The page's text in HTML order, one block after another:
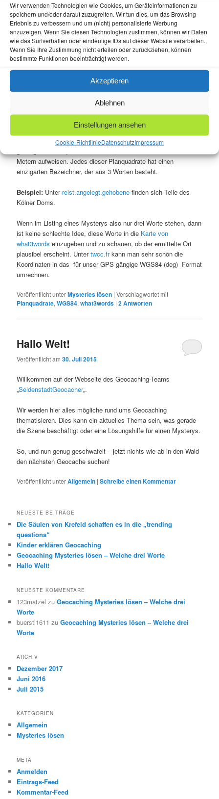
Wir verwenden Technologien wie Cookies, um Geräteinformationen zu
speichern und/oder darauf zuzugreifen. Wir tun dies, um das Browsing-
Erlebnis zu verbessern und um (nicht) personalisierte Werbung
anzuzeigen. Wenn Sie diesen Technologien zustimmen, können wir Daten
wie das Surfverhalten oder eindeutige IDs auf dieser Website verarbeiten.
Wenn Sie Ihre Zustimmung nicht erteilen oder zurückziehen, können
bestimmte Funktionen beeinträchtigt werden.
Akzeptieren
Ablehnen
Einstellungen ansehen
Cookie-RichtlinieDatenschutzImpressum
Veröffentlicht am28. Juni 2016 |Schreibe einen Kommentar
Geocaching Mysteries lösen
– Welche drei Worte
27. Juni 2016
2
ist ein relativ neues System zur Geo-Lokalisierung.
Wie funktioniert what3words:Die ganze Welt wurde in
Metern aufweisen. Jedes dieser Planquadrate hat einen
einzigarten Bezeichner, der aus 3 Worten besteht.
Beispiel: Unter reist.angelegt.gehobene finden sich Teile des
Kölner Doms.
Wenn im Listing eines Mysterys also nur drei Worte stehen, dann
ist keine schlechte Idee, diese Worte in die Karte von
what3words einzugeben und zu schauen, ob der ermittelte Ort
plausibel erscheint. Untertwcc.frkann man sehr schön die
Koordinaten in das für unser GPS gängige WGS84 (deg) Format
umrechnen.
Veröffentlicht unterMysteries lösen |Verschlagwortet mit
Planquadrate,WGS84,what3words |2Antworten
Hallo Welt!
Veröffentlicht am30. Juli 2015
Willkommen auf der Webseite des Geocaching-Teams
„SeidenstadtGeocacher„.
Wir werden hier alles mögliche rund ums Geocaching
thematisieren. Dies kann ein aktuelles Thema sein, was gerade
die Szene beschäftigt oder eine Lösungshilfe für einen Mysterys.
So, und nun genug geschwafelt – jetzt nichts wie ab in den Wald
den nächsten Geocache suchen!
Veröffentlicht unterAllgemein |Schreibe einen Kommentar
NEUESTE BEITRÄGE
Die Säulen von Krefeld schaffen es in die „trending
questions“
Kinder erklären Geocaching
Geocaching Mysteries lösen – Welche drei Worte
Hallo Welt!
NEUESTE KOMMENTARE
123matzel zuGeocaching Mysteries lösen – Welche drei
Worte
buersti1611 zuGeocaching Mysteries lösen – Welche drei
Worte
ARCHIV
Dezember 2017
Juni 2016
Juli 2015
KATEGORIEN
Allgemein
Mysteries lösen
META
Anmelden
Eintrags-Feed
Kommentar-Feed